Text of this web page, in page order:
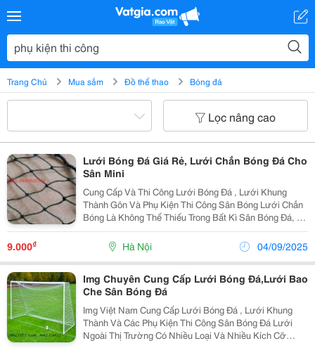
Trang Chủ Mua sắm Đồ thể thao Bóng đá
Lọc nâng cao
Lưới Bóng Đá Giá Rẻ, Lưới Chắn Bóng Đá Cho
Sân Mini
Cung Cấp Và Thi Công Lưới Bóng Đá , Lưới Khung
Thành Gôn Và Phụ Kiện Thi Công Sân Bóng Lưới Chắn
Bóng Là Không Thể Thiếu Trong Bất Kì Sân Bóng Đá, Dù
Là Sân Mini Hay Sân Chơi Các Giải Chuyên Nghiệp.
Lưới Ngoài Thị Trường Có Nhiều Loại Và Nhi
9.000₫ Hà Nội 04/09/2025
Img Chuyên Cung Cấp Lưới Bóng Đá,Lưới Bao
Che Sân Bóng Đá
Img Việt Nam Cung Cấp Lưới Bóng Đá , Lưới Khung
Thành Và Các Phụ Kiện Thi Công Sân Bóng Đá Lưới
Ngoài Thị Trường Có Nhiều Loại Và Nhiều Kích Cỡ